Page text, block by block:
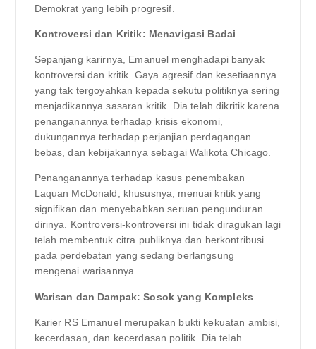
Demokrat yang lebih progresif.
Kontroversi dan Kritik: Menavigasi Badai
Sepanjang karirnya, Emanuel menghadapi banyak
kontroversi dan kritik. Gaya agresif dan kesetiaannya
yang tak tergoyahkan kepada sekutu politiknya sering
menjadikannya sasaran kritik. Dia telah dikritik karena
penanganannya terhadap krisis ekonomi,
dukungannya terhadap perjanjian perdagangan
bebas, dan kebijakannya sebagai Walikota Chicago.
Penanganannya terhadap kasus penembakan
Laquan McDonald, khususnya, menuai kritik yang
signifikan dan menyebabkan seruan pengunduran
dirinya. Kontroversi-kontroversi ini tidak diragukan lagi
telah membentuk citra publiknya dan berkontribusi
pada perdebatan yang sedang berlangsung
mengenai warisannya.
Warisan dan Dampak: Sosok yang Kompleks
Karier RS ​​Emanuel merupakan bukti kekuatan ambisi,
kecerdasan, dan kecerdasan politik. Dia telah